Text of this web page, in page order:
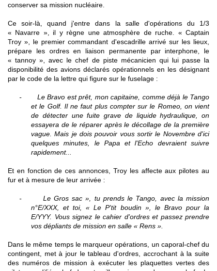
conserver sa mission nucléaire.
Ce soir-là, quand j'entre dans la salle d'opérations du 1/3
« Navarre », il y règne une atmosphère de ruche. « Captain
Troy », le premier commandant d'escadrille arrivé sur les lieux,
prépare les ordres en liaison permanente par interphone, le
« tannoy », avec le chef de piste mécanicien qui lui passe la
disponibilité des avions déclarés opérationnels en les désignant
par le code de la lettre qui figure sur le fuselage :
-
Le Bravo est prêt, mon capitaine, comme déjà le Tango
et le Golf. Il ne faut plus compter sur le Romeo, on vient
de détecter une fuite grave de liquide hydraulique, on
essayera de le réparer après le décollage de la première
vague. Mais je dois pouvoir vous sortir le Novembre d'ici
quelques minutes, le Papa et l'Echo devraient suivre
rapidement...
Et en fonction de ces annonces, Troy les affecte aux pilotes au
fur et à mesure de leur arrivée :
-
Le Gros sac », tu prends le Tango, avec la mission
n°E/XXX, et toi, « Le P'tit boudin », le Bravo pour la
E/YYY. Vous signez le cahier d'ordres et passez prendre
vos dépliants de mission en salle « Rens ».
Dans le même temps le marqueur opérations, un caporal-chef du
contingent, met à jour le tableau d'ordres, accrochant à la suite
des numéros de mission à exécuter les plaquettes vertes des